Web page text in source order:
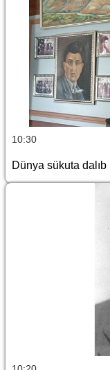
10:30
Dünya sükuta